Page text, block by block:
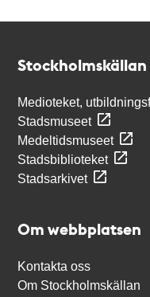
Medioteket,
Stadsmuseet
Medeltidsmuseet
Stadsbiblioteket
Stadsarkivet
Om webbplatsen
Kontakta oss
Om Stockholmskällan